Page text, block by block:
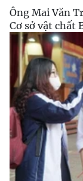
Ông Mai Văn
Cơ sở vật chất